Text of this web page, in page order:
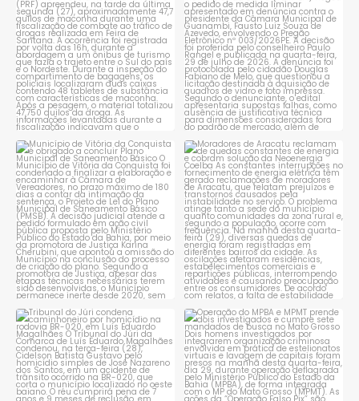
1 0 1 0
Município de Vitória da
Conquista é obrigado a...
1 0
Moradores de Aracatu
reclamam de quedas
constantes ...
1 0
Tribunal do Júri condena
caminhoneiro por...
1 0
Operação do MPBA e MPMT
prende dois investigados e...
1 0